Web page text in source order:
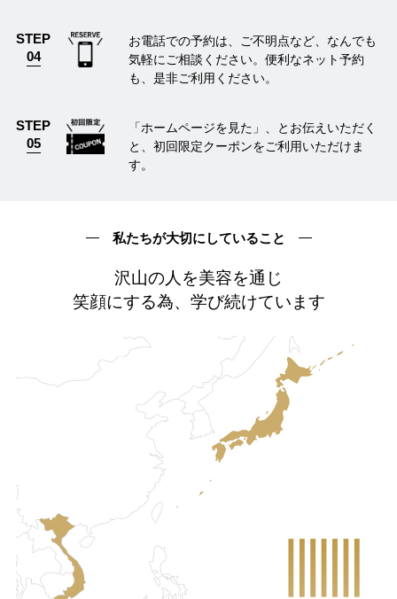
STEP
04
お電話での予約は、ご不明点など、なんでも
気軽にご相談ください。便利なネット予約
も、是非ご利用ください。
STEP
05
「ホームページを見た」、とお伝えいただく
と、初回限定クーポンをご利用いただけま
す。
私たちが大切にしていること
沢山の人を美容を通じ
笑顔にする為、学び続けています